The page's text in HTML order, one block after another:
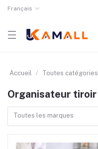
Français
Accueil Toutes catégories
Organisateur tiroir
Toutes les marques